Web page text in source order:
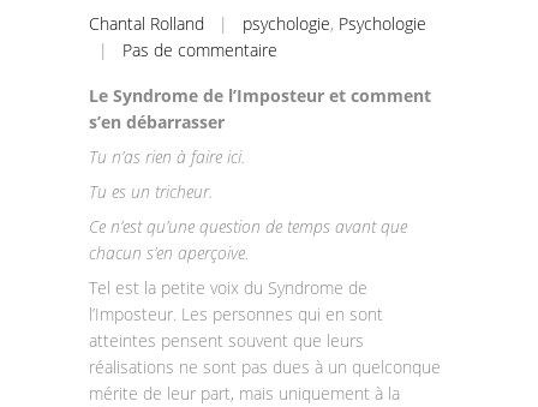
Chantal Rolland | psychologie, Psychologie
| Pas de commentaire
Le Syndrome de l’Imposteur et comment
s’en débarrasser
Tu n’as rien à faire ici.
Tu es un tricheur.
Ce n’est qu’une question de temps avant que
chacun s’en aperçoive.
Tel est la petite voix du Syndrome de
l’Imposteur. Les personnes qui en sont
atteintes pensent souvent que leurs
réalisations ne sont pas dues à un quelconque
mérite de leur part, mais uniquement à la